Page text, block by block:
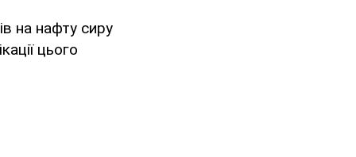
на нафту сиру
цього